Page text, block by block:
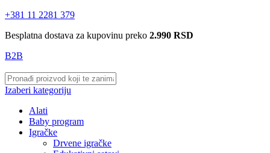
+381 11 2281 379
Besplatna dostava za kupovinu preko 2.990 RSD
B2B
Izaberi kategoriju
Alati
Baby program
Igračke
Drvene igračke